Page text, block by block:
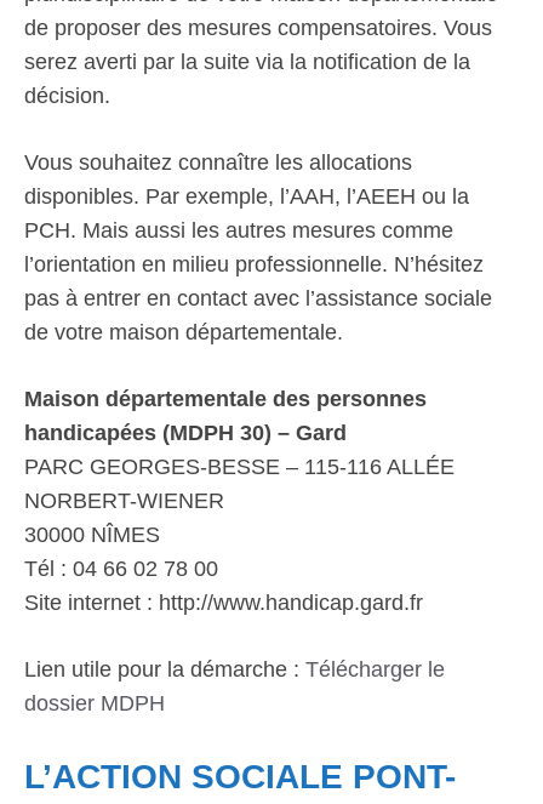
de proposer des mesures compensatoires. Vous
serez averti par la suite via la notification de la
décision.
Vous souhaitez connaître les allocations
disponibles. Par exemple, l’AAH, l’AEEH ou la
PCH. Mais aussi les autres mesures comme
l’orientation en milieu professionnelle. N’hésitez
pas à entrer en contact avec l’assistance sociale
de votre maison départementale.
Maison départementale des personnes
handicapées (MDPH 30) – Gard
PARC GEORGES-BESSE – 115-116 ALLÉE
NORBERT-WIENER
30000 NÎMES
Tél : 04 66 02 78 00
Site internet : http://www.handicap.gard.fr
Lien utile pour la démarche : Télécharger le
dossier MDPH
L’ACTION SOCIALE PONT-